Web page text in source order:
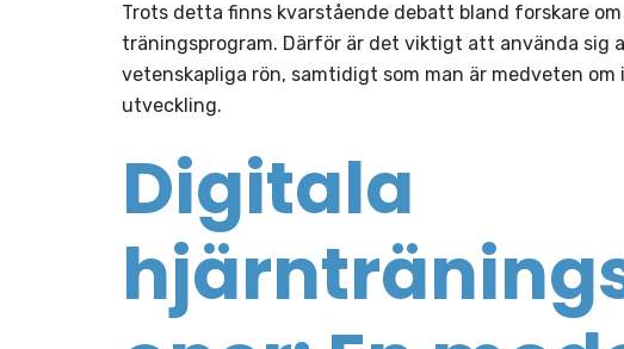
Trots detta finns kvarstående debatt bland forskare
träningsprogram. Därför är det viktigt att använda sig
vetenskapliga rön, samtidigt som man är medveten
utveckling.
Digitala